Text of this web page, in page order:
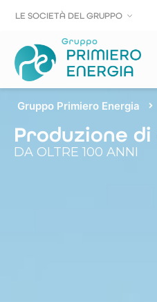
LE SOCIETÀ DEL GRUPPO
LE SOCIETÀ DEL GRUPPO
Gruppo Primiero Energia
Produzione
DA OLTRE 100 ANNI